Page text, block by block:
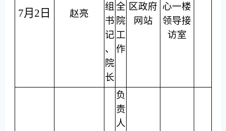
7月2日 赵亮
组
书
记
、
院
长
全
院
工
作
区政府
网站
心一楼
领导接
访室
负
责
人